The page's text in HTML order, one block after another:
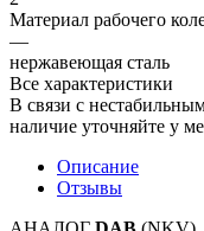
Материал рабочего
—
нержавеющая сталь
Все характеристики
В связи с
наличие уточняйте у
Описание
Отзывы